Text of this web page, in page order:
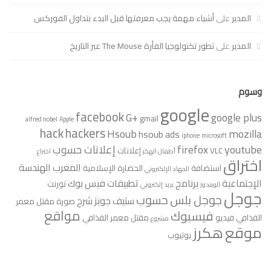
المديرعلىأشياء مهمة يجب معرفتها قبل البدء بتداول الفوركس
المديرعلىتطور تكنولوجيا الفأرة The Mouse عبر التاريخ
وسوم
alfred nobel Apple facebookG+gmailgooglegoogle plus
hackhackersHsoubhsoub ads iphone microsoft mozilla
firefoxVLCyoutube أطفال الهكر إعلاناتإعلانات حسوب اختراع اختراقاستضافة الجهاد الإلكتروني الحضارة الإسلامية المغربالهندسة
الإجتماعية الويندوز برنامج بريد إلكتروني تطبيقات فيس بوكتورنت جوجلجوجل بلسحسوبستيف جوبزشرحصورة مقتل معمر
القذافيفيديو فيسبوك مشروع مقتل معمر القذافيمواقع
موقعهكرزيوتيوب